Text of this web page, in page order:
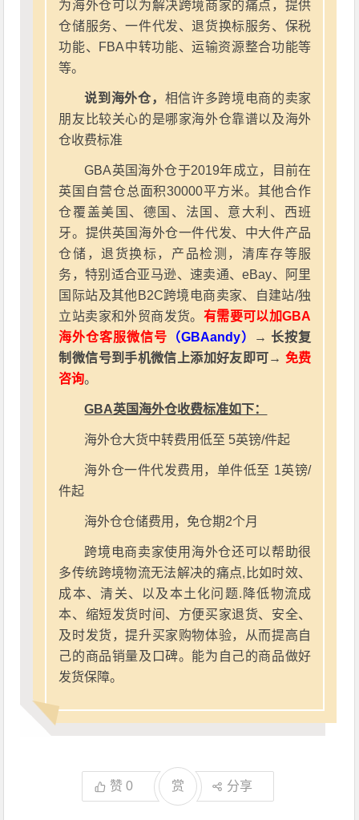
为海外仓可以为解决跨境商家的痛点，提供
仓储服务、一件代发、退货换标服务、保税
功能、FBA中转功能、运输资源整合功能等
等。
说到海外仓， 相信许多跨境电商的卖家
朋友比较关心的是哪家海外仓靠谱以及海外
仓收费标准
GBA英国海外仓于2019年成立，目前在
英国自营仓总面积30000平方米。其他合作
仓覆盖美国、德国、法国、意大利、西班
牙。提供英国海外仓一件代发、中大件产品
仓储，退货换标，产品检测，清库存等服
务，特别适合亚马逊、速卖通、eBay、阿里
国际站及其他B2C跨境电商卖家、自建站/独
立站卖家和外贸商发货。 有需要可以加GBA
海外仓客服微信号 （GBAandy）
→ 长按复
制微信号到手机微信上添加好友即可→ 免费
咨询。
GBA英国海外仓收费标准如下：
海外仓大货中转费用低至 5英镑/件起
海外仓一件代发费用，单件低至 1英镑/
件起
海外仓仓储费用，免仓期2个月
跨境电商卖家使用海外仓还可以帮助很
多传统跨境物流无法解决的痛点,比如时效、
成本、清关、以及本土化问题.降低物流成
本、缩短发货时间、方便买家退货、安全、
及时发货，提升买家购物体验，从而提高自
己的商品销量及口碑。能为自己的商品做好
发货保障。
赞0 赏 分享